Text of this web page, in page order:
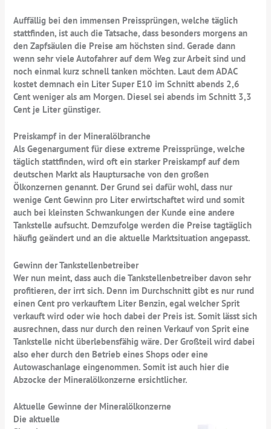
Auffällig bei den immensen Preissprüngen, welche täglich
stattfinden, ist auch die Tatsache, dass besonders morgens an
den Zapfsäulen die Preise am höchsten sind. Gerade dann
wenn sehr viele Autofahrer auf dem Weg zur Arbeit sind und
noch einmal kurz schnell tanken möchten. Laut dem ADAC
kostet demnach ein Liter Super E10 im Schnitt abends 2,6
Cent weniger als am Morgen. Diesel sei abends im Schnitt 3,3
Cent je Liter günstiger.
Preiskampf in der Mineralölbranche
Als Gegenargument für diese extreme Preissprünge, welche
täglich stattfinden, wird oft ein starker Preiskampf auf dem
deutschen Markt als Hauptursache von den großen
Ölkonzernen genannt. Der Grund sei dafür wohl, dass nur
wenige Cent Gewinn pro Liter erwirtschaftet wird und somit
auch bei kleinsten Schwankungen der Kunde eine andere
Tankstelle aufsucht. Demzufolge werden die Preise tagtäglich
häufig geändert und an die aktuelle Marktsituation angepasst.
Gewinn der Tankstellenbetreiber
Wer nun meint, dass auch die Tankstellenbetreiber davon sehr
profitieren, der irrt sich. Denn im Durchschnitt gibt es nur rund
einen Cent pro verkauftem Liter Benzin, egal welcher Sprit
verkauft wird oder wie hoch dabei der Preis ist. Somit lässt sich
ausrechnen, dass nur durch den reinen Verkauf von Sprit eine
Tankstelle nicht überlebensfähig wäre. Der Großteil wird dabei
also eher durch den Betrieb eines Shops oder eine
Autowaschanlage eingenommen. Somit ist auch hier die
Abzocke der Mineralölkonzerne ersichtlicher.
Aktuelle Gewinne der Mineralölkonzerne
Die aktuelle